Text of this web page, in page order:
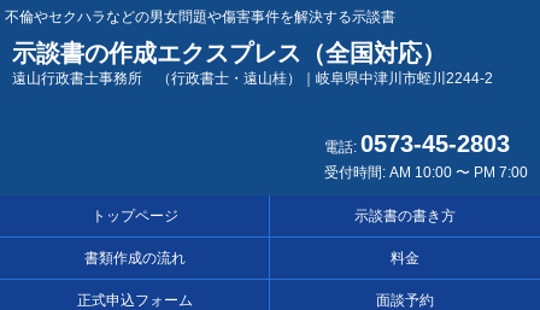
不倫やセクハラなどの男女問題や傷害事件を解決する示談書
示談書の作成エクスプレス（全国対応）
遠山行政書士事務所 （行政書士・遠山桂）｜岐阜県中津川市蛭川2244-2
電話: 0573-45-2803
受付時間: AM 10:00 〜 PM 7:00
トップページ 示談書の書き方
書類作成の流れ 料金
正式申込フォーム 面談予約